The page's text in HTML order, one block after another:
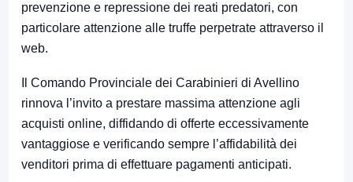
prevenzione e repressione dei reati predatori, con
particolare attenzione alle truffe perpetrate attraverso il
web.
Il Comando Provinciale dei Carabinieri di Avellino
rinnova l’invito a prestare massima attenzione agli
acquisti online, diffidando di offerte eccessivamente
vantaggiose e verificando sempre l’affidabilità dei
venditori prima di effettuare pagamenti anticipati.